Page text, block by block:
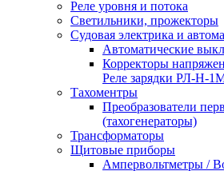
Реле уровня и потока
Светильники, прожекторы
Судовая электрика и
Автоматические
Корректоры
Реле зарядки РЛ-Н-
Тахоментры
Преобразователи
(тахогенераторы)
Трансформаторы
Щитовые приборы
Ампервольтметры /